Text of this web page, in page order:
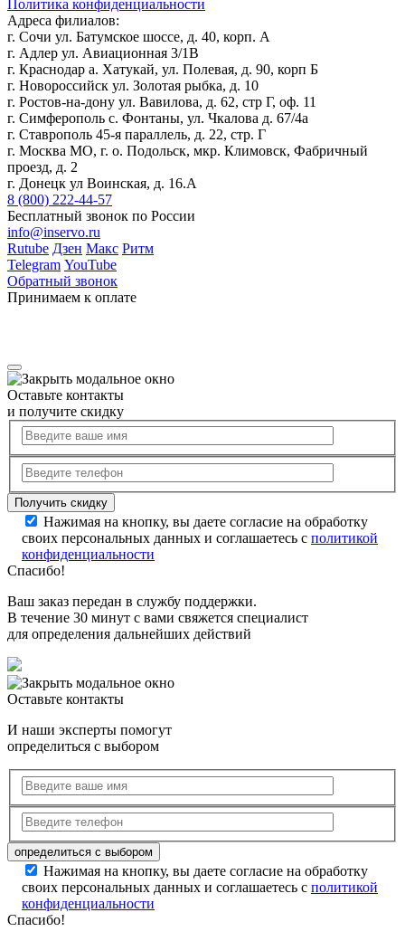
Политика конфиденциальности
Адреса филиалов:
г. Сочи ул. Батумское шоссе, д. 40, корп. А
г. Адлер ул. Авиационная 3/1В
г. Краснодар а. Хатукай, ул. Полевая, д. 90, корп Б
г. Новороссийск ул. Золотая рыбка, д. 10
г. Ростов-на-дону ул. Вавилова, д. 62, стр Г, оф. 11
г. Симферополь с. Фонтаны, ул. Чкалова д. 67/4а
г. Ставрополь 45-я параллель, д. 22, стр. Г
г. Москва МО, г. о. Подольск, мкр. Климовск, Фабричный
проезд, д. 2
г. Донецк ул Воинская, д. 16.А
8 (800) 222-44-57
Бесплатный звонок по России
info@inservo.ru
Rutube Дзен Макс Ритм
Telegram YouTube
Обратный звонок
Принимаем к оплате
Оставьте контакты
и получите скидку
Нажимая на кнопку, вы даете согласие на обработку
своих персональных данных и соглашаетесь с политикой
конфиденциальности
Спасибо!
Ваш заказ передан в службу поддержки.
В течение 30 минут с вами свяжется специалист
для определения дальнейших действий
Оставьте контакты
И наши эксперты помогут
определиться с выбором
Нажимая на кнопку, вы даете согласие на обработку
своих персональных данных и соглашаетесь с политикой
конфиденциальности
Спасибо!